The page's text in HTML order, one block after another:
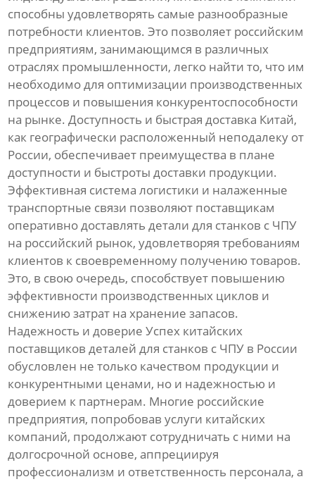
способны удовлетворять самые разнообразные
потребности клиентов. Это позволяет российским
предприятиям, занимающимся в различных
отраслях промышленности, легко найти то, что им
необходимо для оптимизации производственных
процессов и повышения конкурентоспособности
на рынке. Доступность и быстрая доставка Китай,
как географически расположенный неподалеку от
России, обеспечивает преимущества в плане
доступности и быстроты доставки продукции.
Эффективная система логистики и налаженные
транспортные связи позволяют поставщикам
оперативно доставлять детали для станков с ЧПУ
на российский рынок, удовлетворяя требованиям
клиентов к своевременному получению товаров.
Это, в свою очередь, способствует повышению
эффективности производственных циклов и
снижению затрат на хранение запасов.
Надежность и доверие Успех китайских
поставщиков деталей для станков с ЧПУ в России
обусловлен не только качеством продукции и
конкурентными ценами, но и надежностью и
доверием к партнерам. Многие российские
предприятия, попробовав услуги китайских
компаний, продолжают сотрудничать с ними на
долгосрочной основе, аппрециируя
профессионализм и ответственность персонала, а